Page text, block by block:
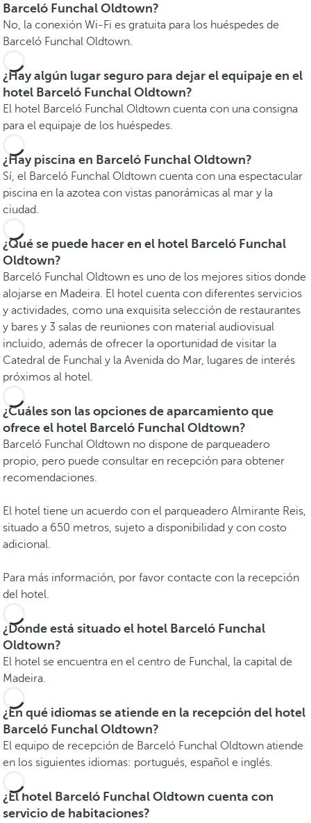
Barceló Funchal Oldtown?
No, la conexión Wi-Fi es gratuita para los huéspedes de
Barceló Funchal Oldtown.
¿Hay algún lugar seguro para dejar el equipaje en el
hotel Barceló Funchal Oldtown?
El hotel Barceló Funchal Oldtown cuenta con una consigna
para el equipaje de los huéspedes.
¿Hay piscina en Barceló Funchal Oldtown?
Sí, el Barceló Funchal Oldtown cuenta con una espectacular
piscina en la azotea con vistas panorámicas al mar y la
ciudad.
¿Qué se puede hacer en el hotel Barceló Funchal
Oldtown?
Barceló Funchal Oldtown es uno de los mejores sitios donde
alojarse en Madeira. El hotel cuenta con diferentes servicios
y actividades, como una exquisita selección de restaurantes
y bares y 3 salas de reuniones con material audiovisual
incluido, además de ofrecer la oportunidad de visitar la
Catedral de Funchal y la Avenida do Mar, lugares de interés
próximos al hotel.
¿Cuáles son las opciones de aparcamiento que
ofrece el hotel Barceló Funchal Oldtown?
Barceló Funchal Oldtown no dispone de parqueadero
propio, pero puede consultar en recepción para obtener
recomendaciones.
El hotel tiene un acuerdo con el parqueadero Almirante Reis,
situado a 650 metros, sujeto a disponibilidad y con costo
adicional.
Para más información, por favor contacte con la recepción
del hotel.
¿Dónde está situado el hotel Barceló Funchal
Oldtown?
El hotel se encuentra en el centro de Funchal, la capital de
Madeira.
¿En qué idiomas se atiende en la recepción del hotel
Barceló Funchal Oldtown?
El equipo de recepción de Barceló Funchal Oldtown atiende
en los siguientes idiomas: portugués, español e inglés.
¿El hotel Barceló Funchal Oldtown cuenta con
servicio de habitaciones?